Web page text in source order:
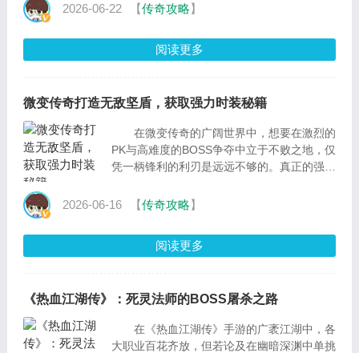
打怪的时候
2026-06-22 【传奇攻略】
阅读更多
微变传奇打造无敌坚盾，获取强力时装秘籍
在微变传奇的广阔世界中，想要在激烈的
PK与高难度的BOSS争夺中立于不败之地，仅
凭一柄锋利的利刃是远远不够的。真正的强
2026-06-16 【传奇攻略】
阅读更多
《热血江湖传》：死灵法师的BOSS屠杀之路
在《热血江湖传》手游的广袤江湖中，各
大职业百花齐放，但若论及在幽暗深渊中单挑